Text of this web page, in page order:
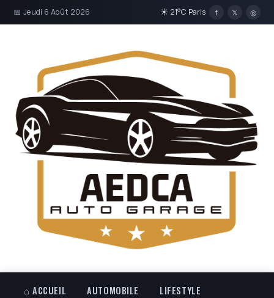
📅 Jeudi 6 Août 2026 ☀ 21°C Paris f 𝕏 ◎
⌂ ACCUEIL AUTOMOBILE
LIFESTYLE